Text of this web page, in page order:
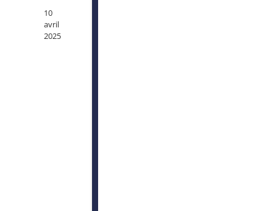
10
avril
2025